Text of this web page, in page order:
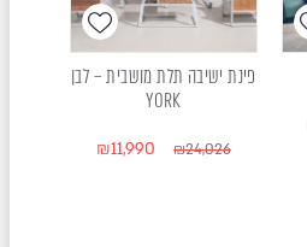
פינת ישיבה תלת מושבית – לבן
YORK
₪24,026
₪11,990